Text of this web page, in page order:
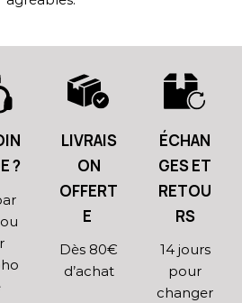
?
LIVRAIS
ON
OFFERT
E
Dès 80€
d’achat
ÉCHAN
GES ET
RETOU
RS
14 jours
pour
changer